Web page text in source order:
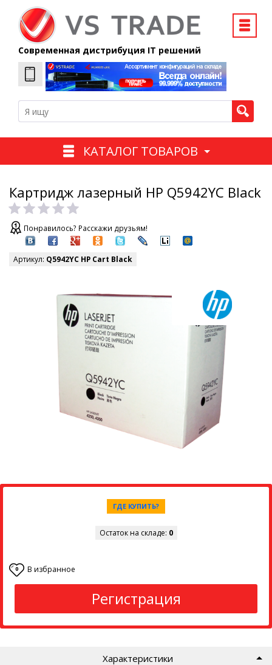
Современная дистрибуция IT решений
КАТАЛОГ ТОВАРОВ
Картридж лазерный НP Q5942YC Black
Понравилось? Расскажи друзьям!
Артикул: Q5942YC НP Cart Black
ГДЕ КУПИТЬ?
Остаток на складе: 0
0 В избранное
Регистрация
Характеристики